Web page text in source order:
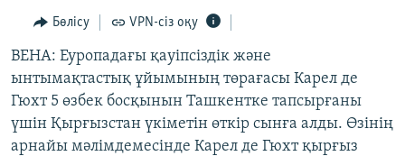
Navigation
Skip
to
Search
АДАМ ҚҰҚЫҚТАРЫ
ӘЛЕУМЕТ
ӘЛЕМ
АРНАЙЫ ЖОБАЛАР
Бөлісу VPN-сіз оқу
ВЕНА: Еуропадағы қауіпсіздік және
ынтымақтастық ұйымының төрағасы Карел де
Гюхт 5 өзбек босқынын Ташкентке тапсырғаны
үшін Қырғызстан үкіметін өткір сынға алды. Өзінің
арнайы мәлімдемесінде Карел де Гюхт қырғыз